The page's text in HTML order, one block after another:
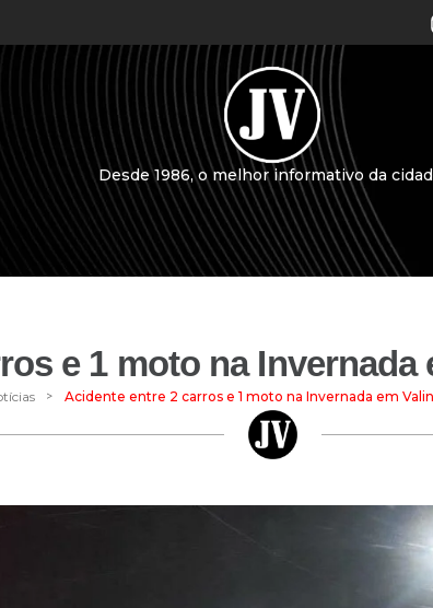
Desde 1986, o melhor informativo da
e 1 moto na
> Acidente entre 2 carros e 1 moto na Invernada em